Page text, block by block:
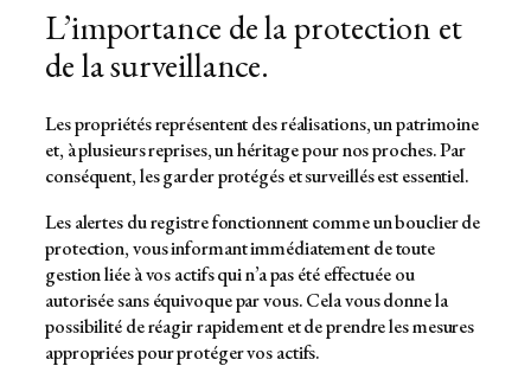
L’importance de la protection et
de la surveillance.
Les propriétés représentent des réalisations, un patrimoine
et, à plusieurs reprises, un héritage pour nos proches. Par
conséquent, les garder protégés et surveillés est essentiel.
Les alertes du registre fonctionnent comme un bouclier de
protection, vous informant immédiatement de toute
gestion liée à vos actifs qui n’a pas été effectuée ou
autorisée sans équivoque par vous. Cela vous donne la
possibilité de réagir rapidement et de prendre les mesures
appropriées pour protéger vos actifs.